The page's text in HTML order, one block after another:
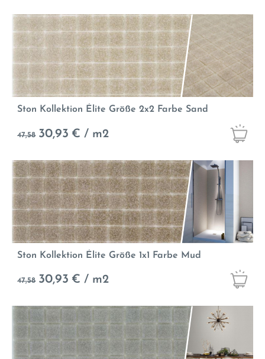
Ston Kollektion Élite Größe 2x2 Farbe Sand
47,58 30,93 € / m2
Ston Kollektion Élite Größe 1x1 Farbe Mud
47,58 30,93 € / m2